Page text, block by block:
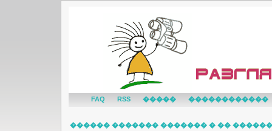
FAQ RSS ����� ������������
������ ������� ������� � ��